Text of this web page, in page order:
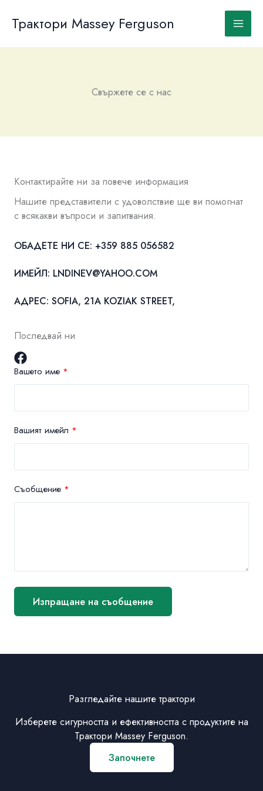
content
Трактори Massey Ferguson
Свържете се с нас
Контактирайте ни за повече информация
Нашите представители с удоволствие ще ви помогнат
с всякакви въпроси и запитвания.
ОБАДЕТЕ НИ СЕ: +359 885 056582
ИМЕЙЛ: LNDINEV@YAHOO.COM
АДРЕС: SOFIA, 21A KOZIAK STREET,
Последвай ни
Вашето име
Вашият имейл
Съобщение
Изпращане на съобщение
Разгледайте нашите трактори
Изберете сигурността и ефективността с продуктите на
Трактори Massey Ferguson.
Започнете